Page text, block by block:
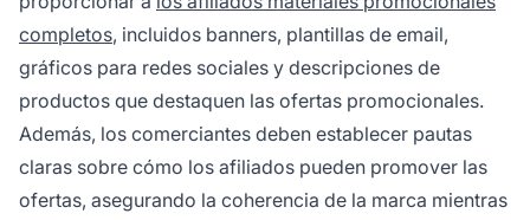
completos, incluidos banners, plantillas de email,
gráficos para redes sociales y descripciones de
productos que destaquen las ofertas promocionales.
Además, los comerciantes deben establecer pautas
claras sobre cómo los afiliados pueden promover las
ofertas, asegurando la coherencia de la marca mientras